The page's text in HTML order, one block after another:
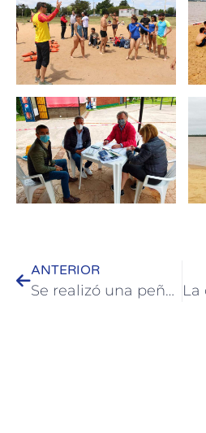
ANTERIOR
Se realizó una peña de la tradición en Colón